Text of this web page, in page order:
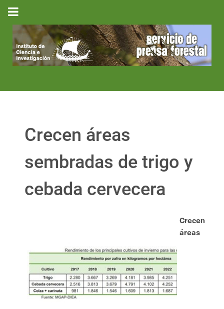
Crecen áreas
sembradas de trigo y
cebada cervecera
Crecen
áreas